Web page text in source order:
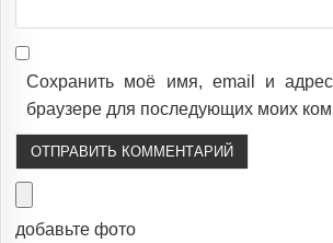
Сохранить моё имя, email и
браузере для последующих моих
добавьте фото